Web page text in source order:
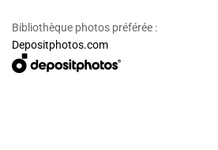
Bibliothèque photos préférée :
Depositphotos.com